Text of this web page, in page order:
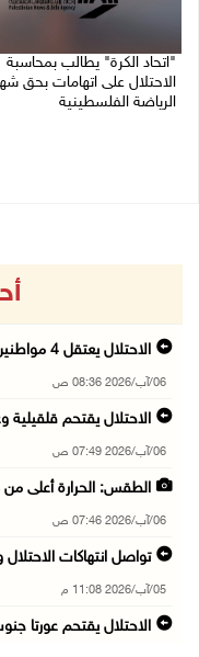
"اتحاد الكرة" يطالب بمحاسبة
الاحتلال على اتهامات بحق
الرياضة الفلسطينية
الاحتلال يعتقل 4 مواطنين من محافظة نابلس
06/آب/2026 08:36 ص
الاحتلال يقتحم
06/آب/2026 07:49 ص
الطقس: الحرارة أعلى من
06/آب/2026 07:46 ص
تواصل انتهاكات
05/آب/2026 11:08 م
الاحتلال يقتحم عورتا